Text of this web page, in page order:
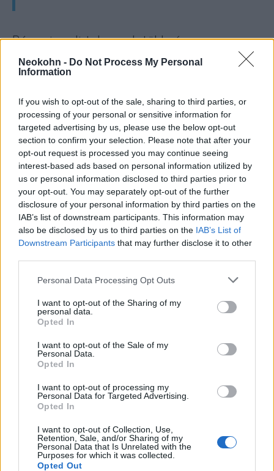
Neokohn - Do Not Process My Personal
Information
If you wish to opt-out of the sale, sharing to third parties, or
processing of your personal or sensitive information for
targeted advertising by us, please use the below opt-out
section to confirm your selection. Please note that after your
opt-out request is processed you may continue seeing
interest-based ads based on personal information utilized by
us or personal information disclosed to third parties prior to
your opt-out. You may separately opt-out of the further
disclosure of your personal information by third parties on the
IAB’s list of downstream participants. This information may
also be disclosed by us to third parties on the IAB’s List of
Downstream Participants that may further disclose it to other
Please note that this website/app uses one or more Google
not limited to your visit or usage behaviour. You may click to
grant or deny consent to Google and its third-party tags to
use your data for below specified purposes in below Google
consent section.
Personal Data Processing Opt Outs
I want to opt-out of the Sharing of my
personal data.
Opted In
I want to opt-out of the Sale of my
Personal Data.
Opted In
I want to opt-out of processing my
Personal Data for Targeted Advertising.
Opted In
I want to opt-out of Collection, Use,
Retention, Sale, and/or Sharing of my
Personal Data that Is Unrelated with the
Purposes for which it was collected.
Opted Out
Bár az izraeli telepesek többsége nem vesz
részt erőszakos cselekményekben, egy kicsi,
de militáns szélsőséges csoportot hoznak
támadások egyrenövekvő számával. Ezeket
Jeruzsálem rendre elítéli, ám visszatérő
bírálat Izraellel szemben, hogy az
elkövetőket ritkán állítják bíróság elé.
Sokan azonban ezeket az eseteket rángatják
elő, hogy magát a zsidó jelenlétet
megkérdőjelezzék Ciszjordániában.
Az EU újraértékelheti Izraellel kötött
Mindent megtesznek a zsidó telepek
ellen
Az EU izraeli nagykövete hangsúlyozta, hogy
az EU számára a telepek kérdése „vörös
vonal”, és az unió „minden tőle telhetőt”
fog tennia zsidó telepek terjeszkedésének
megállítására, ami további szankciókat is